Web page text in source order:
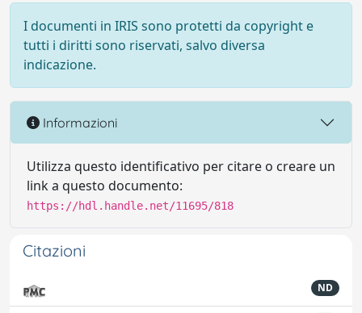
I documenti in IRIS sono protetti da copyright e
tutti i diritti sono riservati, salvo diversa
indicazione.
Informazioni
Utilizza questo identificativo per citare o creare un
link a questo documento:
https://hdl.handle.net/11695/818
Citazioni
ND